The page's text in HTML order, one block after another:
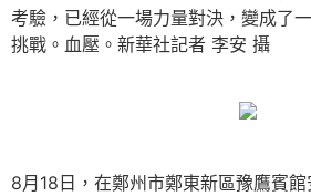
考驗，已經從一場力量對決，變成了
挑戰。血壓。新華社記者 李安 攝
8月18日，在鄭州市鄭東新區豫鷹賓